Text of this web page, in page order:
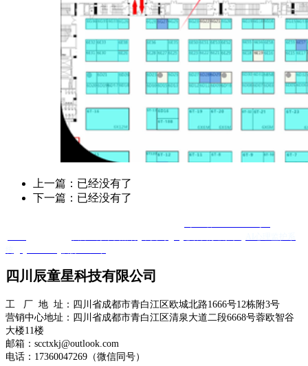
上一篇：已经没有了
下一篇：已经没有了
四川辰童星科技有限公司
工 厂 地 址：四川省成都市青白江区欧城北路1666号12栋附3号
营销中心地址：四川省成都市青白江区清泉大道二段6668号蓉欧智谷
大楼11楼
邮箱：scctxkj@outlook.com
电话：17360047269（微信同号）